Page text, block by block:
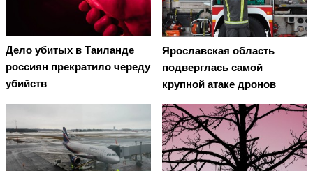
Дело убитых в Таиланде
россиян прекратило череду
убийств
Ярославская область
подверглась самой
крупной атаке дронов